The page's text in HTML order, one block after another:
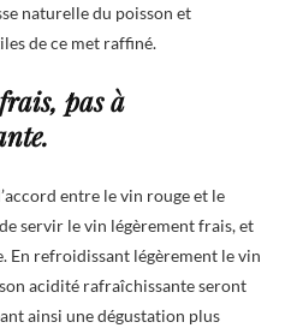
naturelle du poisson et
de ce met raffiné.
pas à
entre le vin rouge et le
servir le vin légèrement frais, et
En refroidissant légèrement le vin
acidité rafraîchissante seront
ainsi une dégustation plus